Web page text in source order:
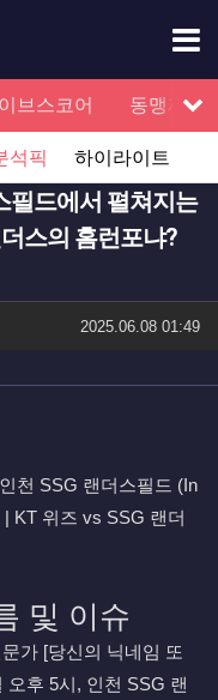
브스코어
동맹제휴
석픽 하이라이트
필드에서 펼쳐지는
스의 홈런포냐?
작성일
2025.06.08 01:49
천 SSG 랜더스필드 (In
KT 위즈 vs SSG 랜더
및 이슈
가 [당신의 닉네임 또
오후 5시, 인천 SSG 랜